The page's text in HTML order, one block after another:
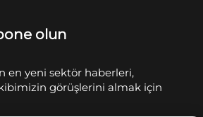
olun
en yeni sektör haberleri,
görüşlerini almak için